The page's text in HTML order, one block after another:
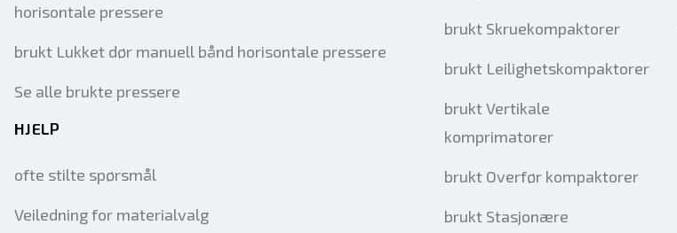
horisontale pressere
brukt Lukket dør manuell bånd horisontale pressere
Se alle brukte pressere
HJELP
ofte stilte spørsmål
Veiledning for materialvalg
brukt Skruekompaktorer
brukt Leilighetskompaktorer
brukt Vertikale
komprimatorer
brukt Overfør kompaktorer
brukt Stasjonære